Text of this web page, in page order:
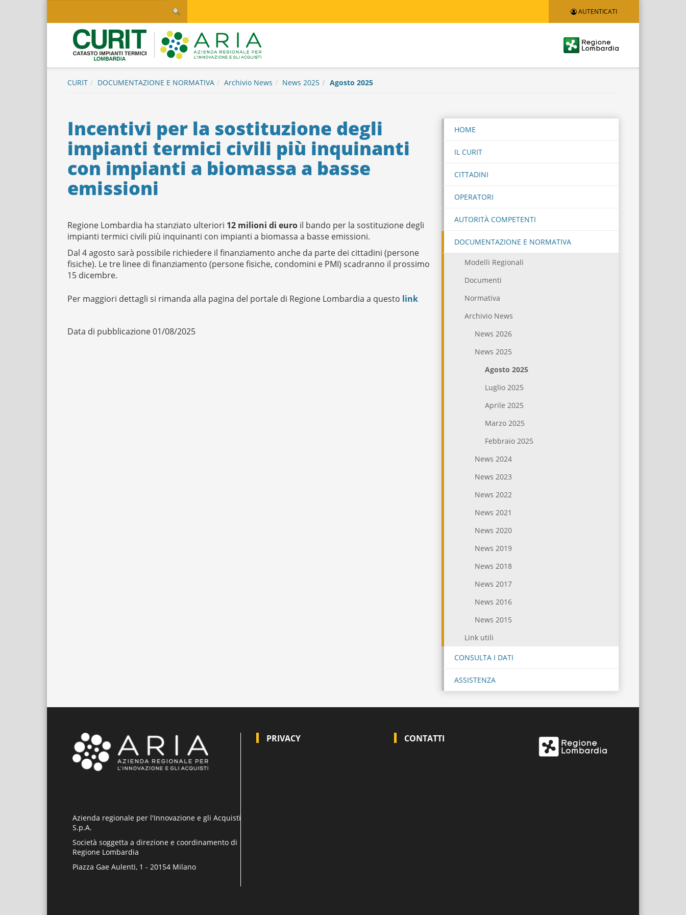
principale
AUTENTICATI
Logo
Logo
Regione
Lombardia
CURIT DOCUMENTAZIONE E NORMATIVA Archivio News News 2025 Agosto 2025
Incentivi per la sostituzione degli
impianti termici civili più inquinanti
con impianti a biomassa a basse
emissioni
Regione Lombardia ha stanziato ulteriori 12 milioni di euro il bando per la sostituzione degli
impianti termici civili più inquinanti con impianti a biomassa a basse emissioni.
Dal 4 agosto sarà possibile richiedere il finanziamento anche da parte dei cittadini (persone
fisiche). Le tre linee di finanziamento (persone fisiche, condomini e PMI) scadranno il prossimo
15 dicembre.
Per maggiori dettagli si rimanda alla pagina del portale di Regione Lombardia a questo link
Data di pubblicazione 01/08/2025
HOME
IL CURIT
CITTADINI
OPERATORI
AUTORITÀ COMPETENTI
DOCUMENTAZIONE E NORMATIVA
Modelli Regionali
Documenti
Normativa
Archivio News
News 2026
News 2025
Agosto 2025
Luglio 2025
Aprile 2025
Marzo 2025
Febbraio 2025
News 2024
News 2023
News 2022
News 2021
News 2020
News 2019
News 2018
News 2017
News 2016
News 2015
Link utili
CONSULTA I DATI
ASSISTENZA
Azienda regionale per l'Innovazione e gli Acquisti
S.p.A.
Società soggetta a direzione e coordinamento di
Regione Lombardia
Piazza Gae Aulenti, 1 - 20154 Milano
PRIVACY CONTATTI